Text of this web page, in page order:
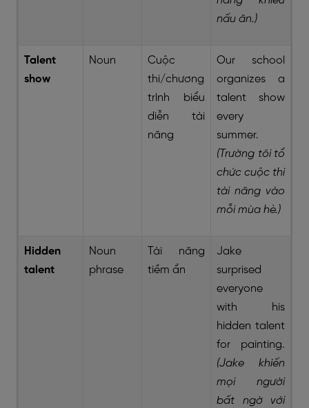
nấu ăn.)
Talent
show
Noun
Cuộc
thi/chương
trình biểu
diễn tài
năng
Our school
organizes a
talent show
every
summer.
(Trường tôi tổ
chức cuộc thi
tài năng vào
mỗi mùa hè.)
Hidden
talent
Noun
phrase
Tài năng
tiềm ẩn
Jake
surprised
everyone
with his
hidden talent
for painting.
(Jake khiến
mọi người
bất ngờ với